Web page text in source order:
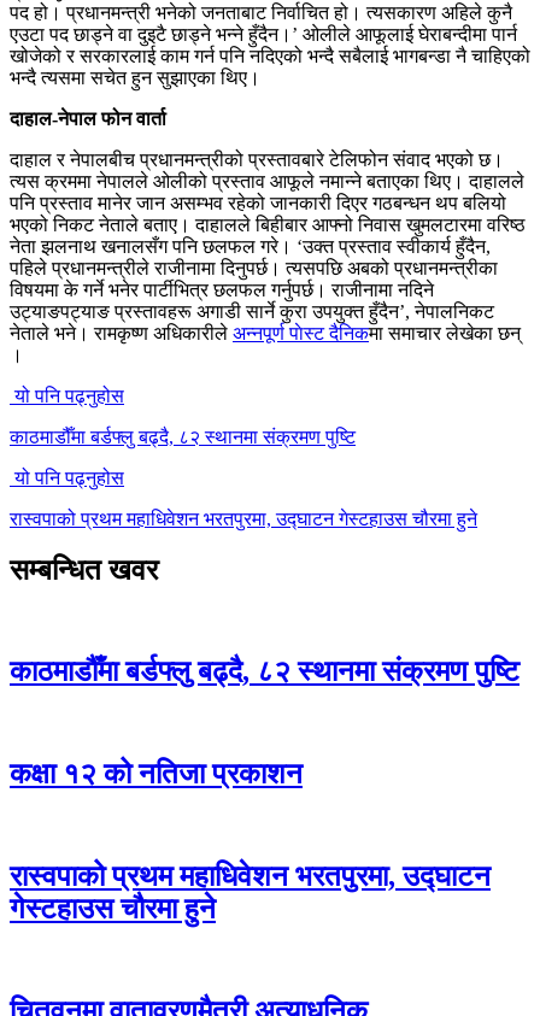
पद हो। प्रधानमन्त्री भनेको जनताबाट निर्वाचित हो। त्यसकारण अहिले कुनै
एउटा पद छाड्ने वा दुइटै छाड्ने भन्ने हुँदैन।’ ओलीले आफूलाई घेराबन्दीमा पार्न
खोजेको र सरकारलाई काम गर्न पनि नदिएको भन्दै सबैलाई भागबन्डा नै चाहिएको
भन्दै त्यसमा सचेत हुन सुझाएका थिए।
दाहाल-नेपाल फोन वार्ता
दाहाल र नेपालबीच प्रधानमन्त्रीको प्रस्तावबारे टेलिफोन संवाद भएको छ।
त्यस क्रममा नेपालले ओलीको प्रस्ताव आफूले नमान्ने बताएका थिए। दाहालले
पनि प्रस्ताव मानेर जान असम्भव रहेको जानकारी दिएर गठबन्धन थप बलियो
भएको निकट नेताले बताए। दाहालले बिहीबार आफ्नो निवास खुमलटारमा वरिष्ठ
नेता झलनाथ खनालसँग पनि छलफल गरे। ‘उक्त प्रस्ताव स्वीकार्य हुँदैन,
पहिले प्रधानमन्त्रीले राजीनामा दिनुपर्छ। त्यसपछि अबको प्रधानमन्त्रीका
विषयमा के गर्ने भनेर पार्टीभित्र छलफल गर्नुपर्छ। राजीनामा नदिने
उट्याङपट्याङ प्रस्तावहरू अगाडी सार्ने कुरा उपयुक्त हुँदैन’, नेपालनिकट
नेताले भने। रामकृष्ण अधिकारीले अन्नपूर्ण पाेस्ट दैनिकमा समाचार लेखेका छन्
।
यो पनि पढ्नुहोस
काठमाडौँमा बर्डफ्लु बढ्दै, ८२ स्थानमा संक्रमण पुष्टि
यो पनि पढ्नुहोस
रास्वपाको प्रथम महाधिवेशन भरतपुरमा, उद्घाटन गेस्टहाउस चौरमा हुने
सम्बन्धित खवर
काठमाडौँमा बर्डफ्लु बढ्दै, ८२ स्थानमा संक्रमण पुष्टि
कक्षा १२ को नतिजा प्रकाशन
रास्वपाको प्रथम महाधिवेशन भरतपुरमा, उद्घाटन
गेस्टहाउस चौरमा हुने